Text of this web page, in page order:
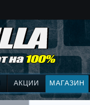
АКЦИИ МАГАЗИН